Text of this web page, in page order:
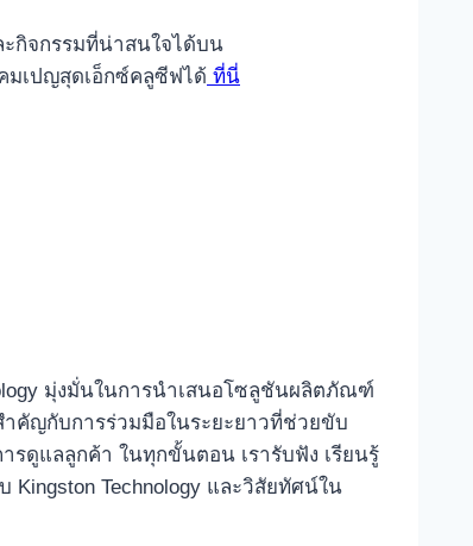
ะกิจกรรมที่น่าสนใจได้บน
มเปญสุดเอ็กซ์คลูซีฟได้ ที่นี่
มุ่งมั่นในการนำเสนอโซลูชันผลิตภัณฑ์
คัญกับการร่วมมือในระยะยาวที่ช่วยขับ
ดูแลลูกค้า ในทุกขั้นตอน เรารับฟัง เรียนรู้
Technology และวิสัยทัศน์ใน